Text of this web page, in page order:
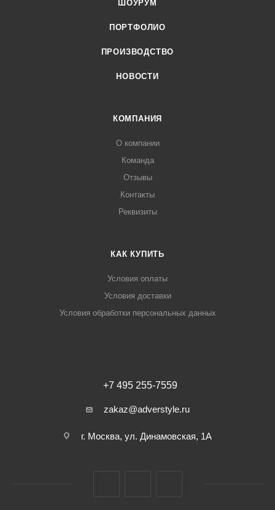
ШОУРУМ
ПОРТФОЛИО
ПРОИЗВОДСТВО
НОВОСТИ
КОМПАНИЯ
О компании
Команда
Отзывы
Контакты
Реквизиты
КАК КУПИТЬ
Условия оплаты
Условия доставки
Условия обработки персональных данных
+7 495 255-7559
zakaz@adverstyle.ru
г. Москва, ул. Динамовская, 1А